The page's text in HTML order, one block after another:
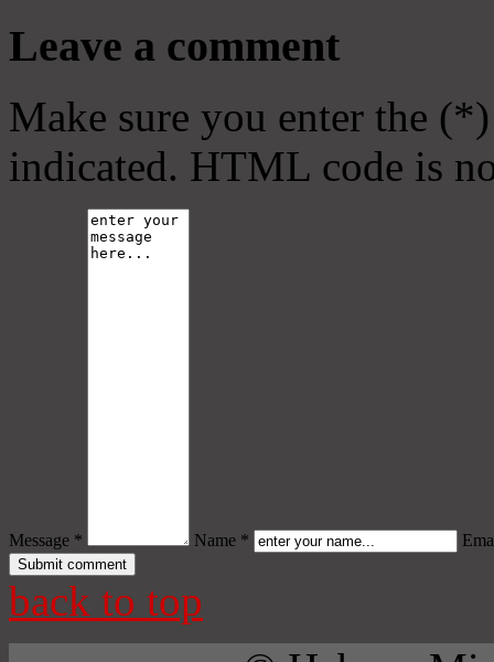
Leave a comment
Make sure you enter the
indicated. HTML code is
Message * Name *
back to top